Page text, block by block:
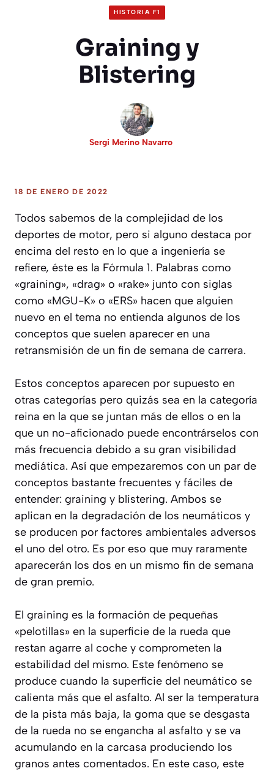
HISTORIA F1
Graining y
Blistering
Sergi Merino Navarro
18 DE ENERO DE 2022
Todos sabemos de la complejidad de los
deportes de motor, pero si alguno destaca por
encima del resto en lo que a ingeniería se
refiere, éste es la Fórmula 1. Palabras como
«graining», «drag» o «rake» junto con siglas
como «MGU-K» o «ERS» hacen que alguien
nuevo en el tema no entienda algunos de los
conceptos que suelen aparecer en una
retransmisión de un fin de semana de carrera.
Estos conceptos aparecen por supuesto en
otras categorías pero quizás sea en la categoría
reina en la que se juntan más de ellos o en la
que un no-aficionado puede encontrárselos con
más frecuencia debido a su gran visibilidad
mediática. Así que empezaremos con un par de
conceptos bastante frecuentes y fáciles de
entender: graining y blistering. Ambos se
aplican en la degradación de los neumáticos y
se producen por factores ambientales adversos
el uno del otro. Es por eso que muy raramente
aparecerán los dos en un mismo fin de semana
de gran premio.
El graining es la formación de pequeñas
«pelotillas» en la superficie de la rueda que
restan agarre al coche y comprometen la
estabilidad del mismo. Este fenómeno se
produce cuando la superficie del neumático se
calienta más que el asfalto. Al ser la temperatura
de la pista más baja, la goma que se desgasta
de la rueda no se engancha al asfalto y se va
acumulando en la carcasa produciendo los
granos antes comentados. En este caso, este